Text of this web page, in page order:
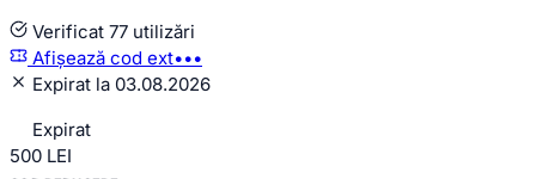
Verificat 77 utilizări
Afișează cod ext•••
Expirat la 03.08.2026
Expirat
500 LEI